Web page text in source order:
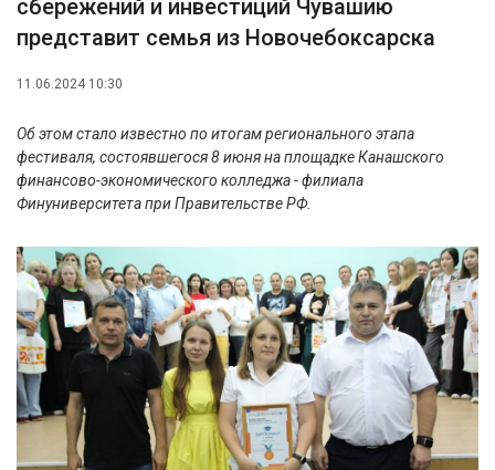
сбережений и инвестиций Чувашию
представит семья из Новочебоксарска
11.06.2024 10:30
Об этом стало известно по итогам регионального этапа
фестиваля, состоявшегося 8 июня на площадке Канашского
финансово-экономического колледжа - филиала
Финуниверситета при Правительстве РФ.